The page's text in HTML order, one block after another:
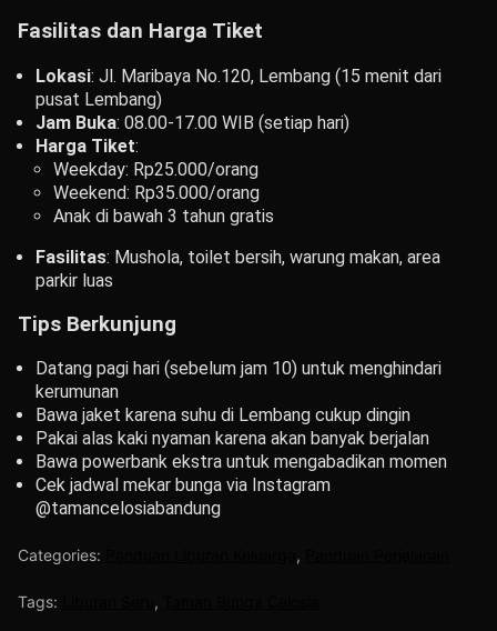
Fasilitas dan Harga Tiket
Lokasi: Jl. Maribaya No.120, Lembang (15 menit dari
pusat Lembang)
Jam Buka: 08.00-17.00 WIB (setiap hari)
Harga Tiket:
Weekday: Rp25.000/orang
Weekend: Rp35.000/orang
Anak di bawah 3 tahun gratis
Fasilitas: Mushola, toilet bersih, warung makan, area
parkir luas
Tips Berkunjung
Datang pagi hari (sebelum jam 10) untuk menghindari
kerumunan
Bawa jaket karena suhu di Lembang cukup dingin
Pakai alas kaki nyaman karena akan banyak berjalan
Bawa powerbank ekstra untuk mengabadikan momen
Cek jadwal mekar bunga via Instagram
@tamancelosiabandung
Categories: ,
Tags: ,